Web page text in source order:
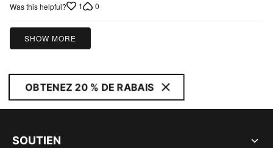
Was this helpful? 1 0
SHOW MORE
OBTENEZ 20 % DE RABAIS
SOUTIEN